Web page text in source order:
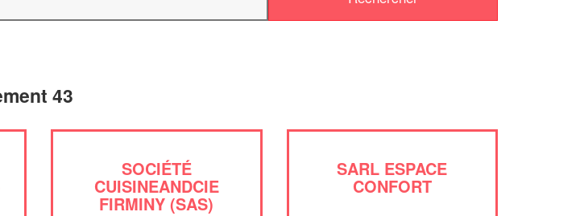
43
SOCIÉTÉ
CUISINEANDCIE
FIRMINY (SAS)
SARL ESPACE
CONFORT
Vous êtes un